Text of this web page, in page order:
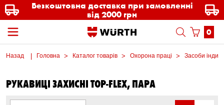
Безкоштовна доставка при замовленні
від 2000 грн
0
Назад Головна Каталог товарів Охорона праці Засоби
РУКАВИЦІ ЗАХИСНІ TOP-FLEX, ПАРА